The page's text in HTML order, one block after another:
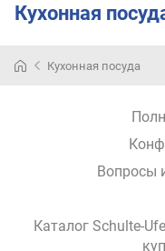
о
д
Кухонная
Кухонная посуда
Вопросы
Каталог Schulte-